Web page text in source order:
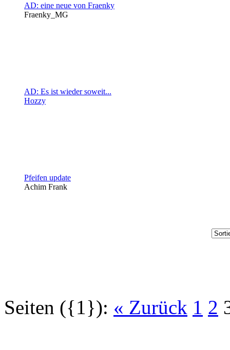
AD: eine neue von Fraenky
Fraenky_MG
AD: Es ist wieder soweit...
Hozzy
Pfeifen update
Achim Frank
Seiten ({1}): « Zurück 1 2